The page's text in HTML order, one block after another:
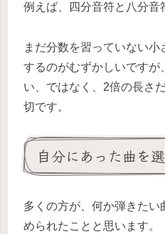
例えば、四分音符と八分音
まだ分数を習っていない
するのがむずかしいですが
い、ではなく、2倍の長さ
切です。
自分にあった曲を
多くの方が、何か弾きた
められたことと思います。